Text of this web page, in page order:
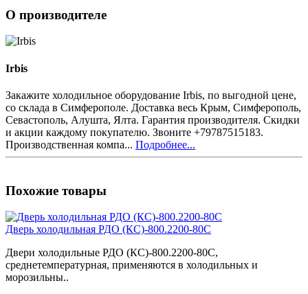
О производителе
Irbis
Закажите холодильное оборудование Irbis, по выгодной цене,
со склада в Симферополе. Доставка весь Крым, Симферополь,
Севастополь, Алушта, Ялта. Гарантия производителя. Скидки
и акции каждому покупателю. Звоните +79787515183.
Производственная компа... Подробнее...
Похожие товары
Дверь холодильная РДО (КС)-800.2200-80С
Двери холодильные РДО (КС)-800.2200-80С,
среднетемпературная, применяются в холодильных и
морозильны..